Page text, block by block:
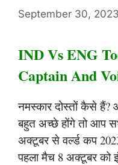
September 30, 2023
IND Vs ENG
Captain And
नमस्कार दोस्तों कैसे हैं?
बहुत अच्छे होंगे तो आप
अक्टूबर से वर्ल्ड कप
पहला मैच 8 अक्टूबर को